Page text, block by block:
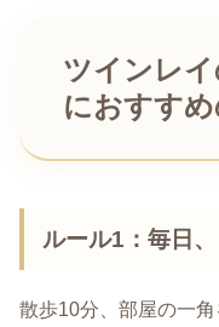
ツインレ
におすすめ
ルール1：毎日
散歩10分、部屋の一